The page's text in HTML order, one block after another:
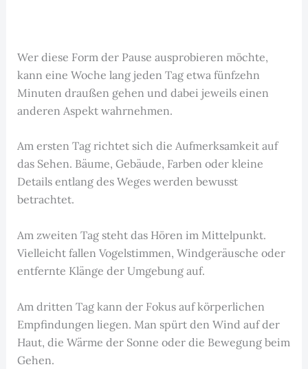
Wer diese Form der Pause ausprobieren möchte,
kann eine Woche lang jeden Tag etwa fünfzehn
Minuten draußen gehen und dabei jeweils einen
anderen Aspekt wahrnehmen.
Am ersten Tag richtet sich die Aufmerksamkeit auf
das Sehen. Bäume, Gebäude, Farben oder kleine
Details entlang des Weges werden bewusst
betrachtet.
Am zweiten Tag steht das Hören im Mittelpunkt.
Vielleicht fallen Vogelstimmen, Windgeräusche oder
entfernte Klänge der Umgebung auf.
Am dritten Tag kann der Fokus auf körperlichen
Empfindungen liegen. Man spürt den Wind auf der
Haut, die Wärme der Sonne oder die Bewegung beim
Gehen.